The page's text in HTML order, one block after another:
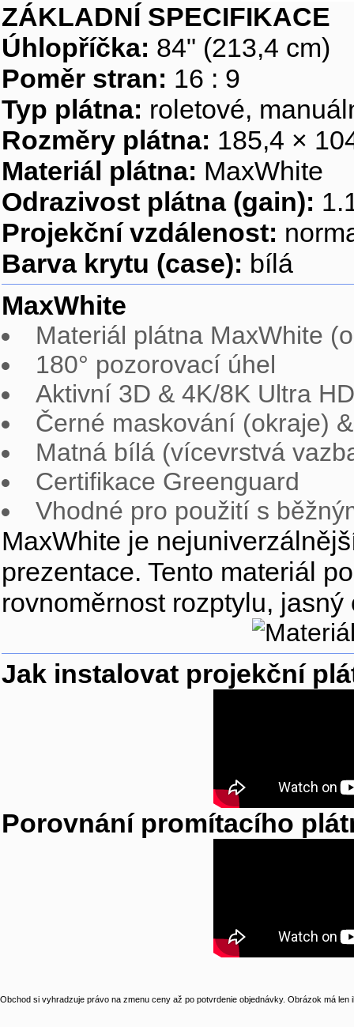
ZÁKLADNÍ SPECIFIKACE
Úhlopříčka: 84" (213,4 cm)
Poměr stran: 16 : 9
Typ plátna: roletové,
Rozměry plátna: 185,4 ×
Materiál plátna: MaxWhite
Odrazivost plátna (gain):
Projekční vzdálenost:
Barva krytu (case): bílá
MaxWhite
Materiál plátna MaxWhite
180° pozorovací úhel
Aktivní 3D & 4K/8K Ultra
Černé maskování (okraje)
Matná bílá (vícevrstvá
Certifikace Greenguard
Vhodné pro použití s
MaxWhite je
prezentace. Tento materiál
rovnoměrnost rozptylu,
Jak instalovat projekční
Porovnání promítacího
Obchod si vyhradzuje právo na zmenu ceny až po potvrdenie objednávky. Obrázok má len